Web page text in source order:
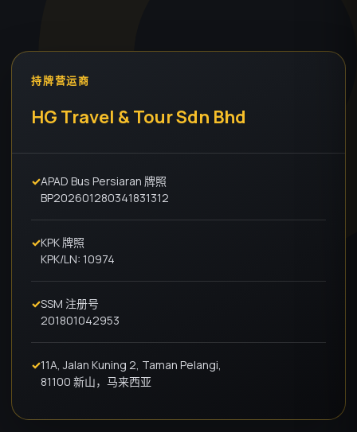
持牌营运商
HG Travel & Tour Sdn Bhd
✓APAD Bus Persiaran 牌照
BP202601280341831312
✓KPK 牌照
KPK/LN: 10974
✓SSM 注册号
201801042953
✓11A, Jalan Kuning 2, Taman Pelangi,
81100 新山，马来西亚